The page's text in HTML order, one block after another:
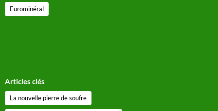
Eurominéral
Articles clés
La nouvelle pierre de soufre